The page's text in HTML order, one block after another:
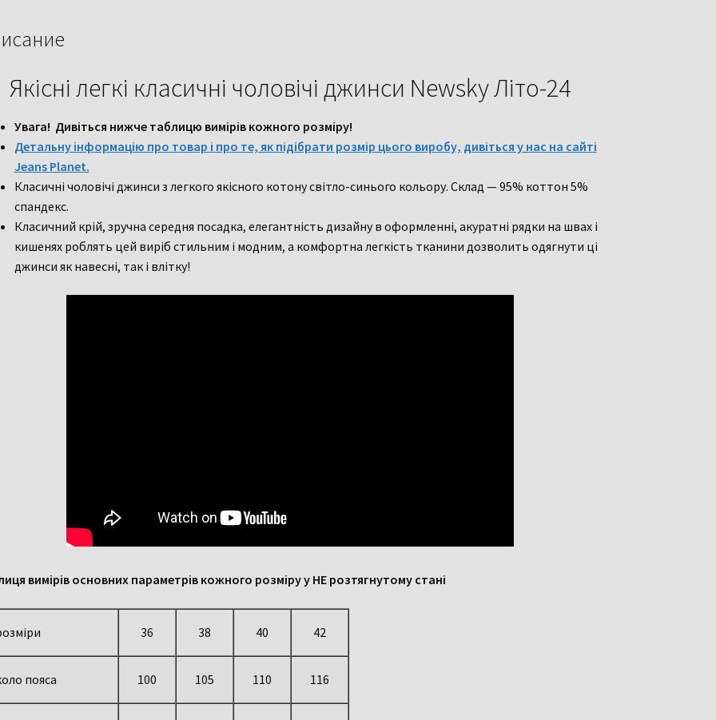
Якісні легкі класичні чоловічі джинси Newsky Літо-24
Увага! Дивіться нижче таблицю вимірів кожного розміру!
Детальну інформацію про товар і про те, як підібрати розмір цього виробу, дивіться у нас на сайті
Jeans Planet.
Класичні чоловічі джинси з легкого якісного котону світло-синього кольору. Склад — 95% коттон 5%
спандекс.
Класичний крій, зручна середня посадка, елегантність дизайну в оформленні, акуратні рядки на швах і
кишенях роблять цей виріб стильним і модним, а комфортна легкість тканини дозволить одягнути ці
джинси як навесні, так і влітку!
вимірів основних параметрів кожного розміру у НЕ розтягнутому стані
36 38 40 42
пояса 100 105 110 116